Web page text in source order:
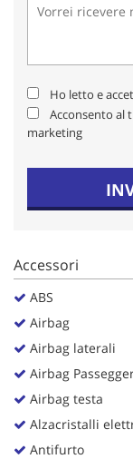
Ho letto e
Acconsento al
marketing
Accessori
ABS
Airbag
Airbag laterali
Airbag
Airbag testa
Alzacristalli
Antifurto
Salva